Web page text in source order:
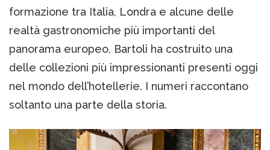
formazione tra Italia, Londra e alcune delle
realtà gastronomiche più importanti del
panorama europeo, Bartoli ha costruito una
delle collezioni più impressionanti presenti oggi
nel mondo dell’hotellerie. I numeri raccontano
soltanto una parte della storia.